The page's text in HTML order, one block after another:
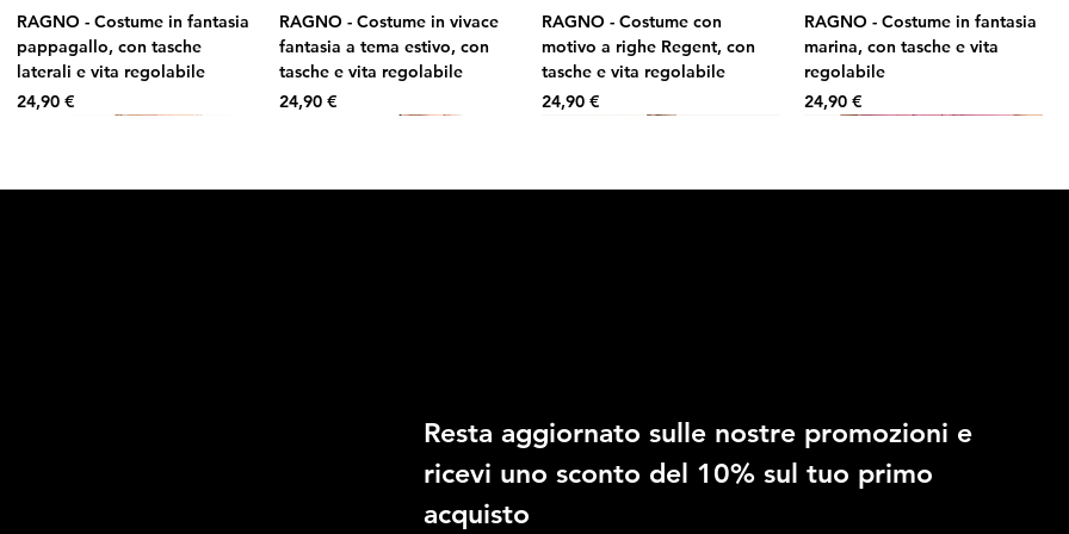
RAGNO - Costume in fantasia
pappagallo, con tasche
laterali e vita regolabile
Prezzo
24,90 €
RAGNO - Costume in vivace
fantasia a tema estivo, con
tasche e vita regolabile
Prezzo
24,90 €
RAGNO - Costume con
motivo a righe Regent, con
tasche e vita regolabile
Prezzo
24,90 €
RAGNO - Costume in fantasia
marina, con tasche e vita
regolabile
Prezzo
24,90 €
RAGNO - Costume in fantasia
a righe, con tasche e vita
RAGNO - Costume in fantasia
mimetica, con tasche e vita
RAGNO - Slip regolabile in
microfibra stretch
RAGNO - Costume intero
contenitivo con sostegno
Resta aggiornato sulle nostre promozioni e
ricevi uno sconto del 10% sul tuo primo
acquisto